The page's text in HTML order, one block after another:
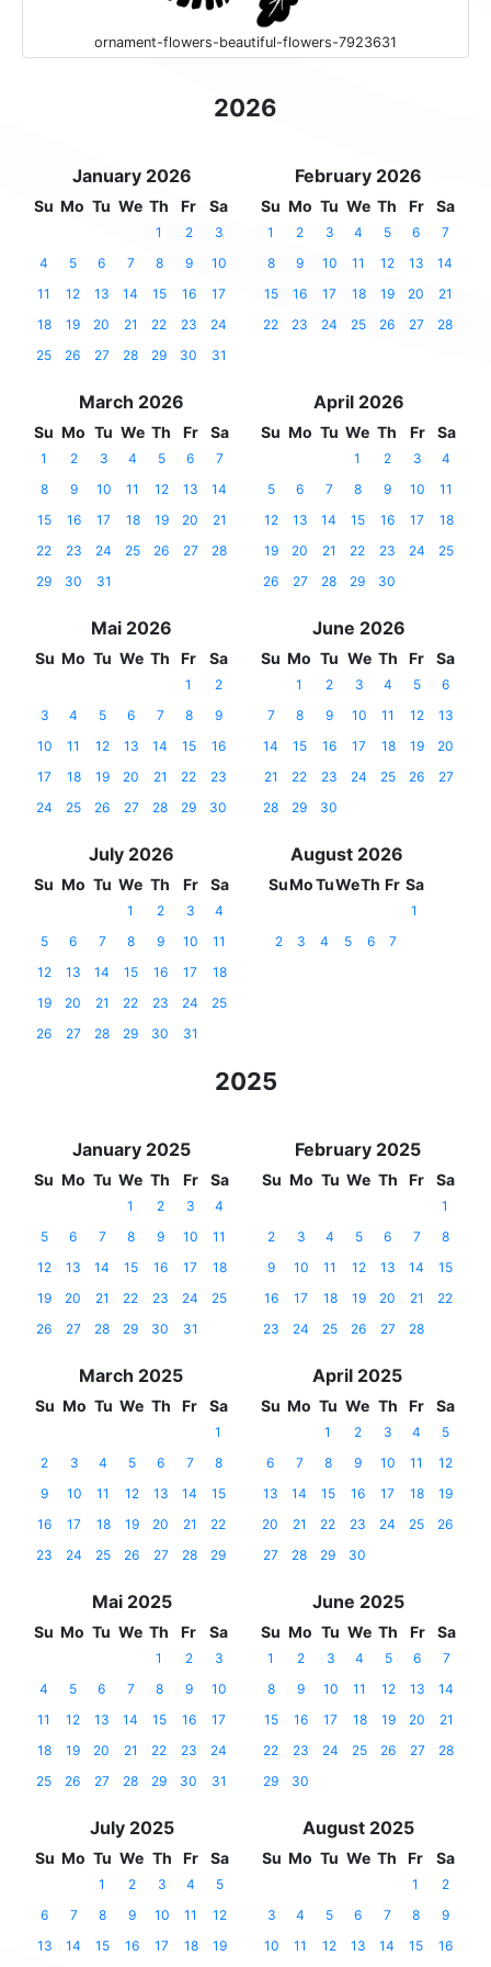
ornament-flowers-beautiful-flowers-7923631
2026
January 2026
Su Mo Tu We Th Fr Sa
1 2
3
4
5 6 7 8 9
10
11
12 13 14 15 16
17
18
19 20 21 22 23
24
25
26 27 28 29 30 31
February 2026
Su Mo Tu We Th Fr Sa
1 2 3 4 5 6
7
8
9 10 11 12 13
14
15
16 17 18 19 20
21
22
23 24 25 26 27 28
March 2026
Su Mo Tu We Th Fr Sa
1 2 3 4 5 6
7
8
9 10 11 12 13
14
15
16 17 18 19 20
21
22
23 24 25 26 27
28
29
30 31
April 2026
Su Mo Tu We Th Fr Sa
1 2 3
4
5
6 7 8 9 10
11
12
13 14 15 16 17
18
19
20 21 22 23 24
25
26
27 28 29 30
Mai 2026
Su Mo Tu We Th Fr Sa
1
2
3
4 5 6 7 8
9
10
11 12 13 14 15
16
17
18 19 20 21 22
23
24
25 26 27 28 29 30
June 2026
Su Mo Tu We Th Fr Sa
1 2 3 4 5
6
7
8 9 10 11 12
13
14
15 16 17 18 19
20
21
22 23 24 25 26
27
28
29 30
July 2026
Su Mo Tu We Th Fr Sa
1 2 3
4
5
6 7 8 9 10
11
12
13 14 15 16 17
18
19
20 21 22 23 24
25
26
27 28 29 30 31
August 2026
SuMoTuWeTh Fr Sa
1
2
3 4 5 6 7
2025
January 2025
Su Mo Tu We Th Fr Sa
1 2 3
4
5
6 7 8 9 10
11
12
13 14 15 16 17
18
19
20 21 22 23 24
25
26
27 28 29 30 31
February 2025
Su Mo Tu We Th Fr Sa
1
2
3 4 5 6 7
8
9
10 11 12 13 14
15
16
17 18 19 20 21
22
23
24 25 26 27 28
March 2025
Su Mo Tu We Th Fr Sa
1
2
3 4 5 6 7
8
9
10 11 12 13 14
15
16
17 18 19 20 21
22
23
24 25 26 27 28 29
April 2025
Su Mo Tu We Th Fr Sa
1 2 3 4
5
6
7 8 9 10 11
12
13
14 15 16 17 18
19
20
21 22 23 24 25
26
27
28 29 30
Mai 2025
Su Mo Tu We Th Fr Sa
1 2
3
4
5 6 7 8 9
10
11
12 13 14 15 16
17
18
19 20 21 22 23
24
25
26 27 28 29 30 31
June 2025
Su Mo Tu We Th Fr Sa
1 2 3 4 5 6
7
8
9 10 11 12 13
14
15
16 17 18 19 20
21
22
23 24 25 26 27
28
29
30
July 2025
Su Mo Tu We Th Fr Sa
1 2 3 4
5
6
7 8 9 10 11
12
13
14 15 16 17 18 19
August 2025
Su Mo Tu We Th Fr Sa
1
2
3
4 5 6 7 8
9
10
11 12 13 14 15 16